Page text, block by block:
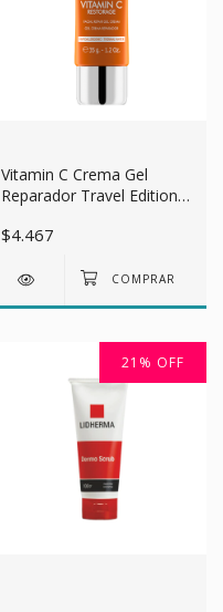
Vitamin C Crema Gel
Reparador Travel Edition
$4.467
21 % OFF